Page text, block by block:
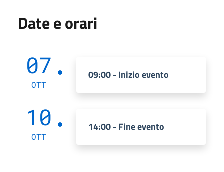
Date e orari
07
OTT
09:00 - Inizio evento
10
OTT
14:00 - Fine evento